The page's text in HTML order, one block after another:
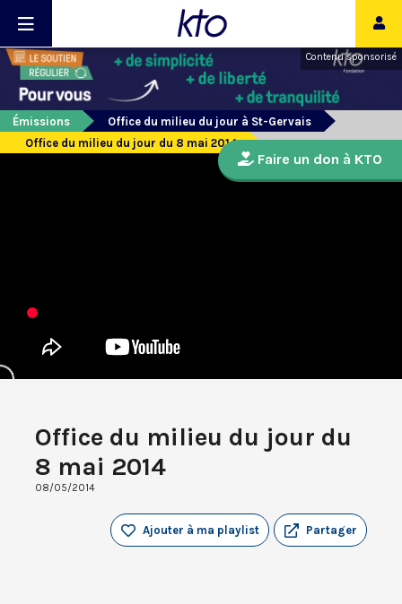
Contenu sponsorisé
Émissions
Office du milieu du jour à St-Gervais
Office du milieu du jour du 8 mai 2014
Office du milieu du jour du
8 mai 2014
08/05/2014
Partager
Ajouter à ma playlist
Faire un don à KTO